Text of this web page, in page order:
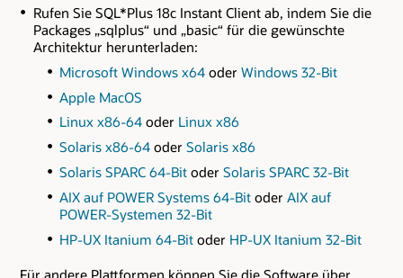
Rufen Sie SQL*Plus 18c Instant Client ab, indem Sie die
Packages „sqlplus“ und „basic“ für die gewünschte
Architektur herunterladen:
Microsoft Windows x64 oderWindows 32-Bit
Apple MacOS
Linux x86-64 oder Linux x86
Solaris x86-64 oderSolaris x86
Solaris SPARC 64-Bit oderSolaris SPARC 32-Bit
AIX auf POWER Systems 64-Bit oderAIX auf
POWER-Systemen 32-Bit
HP-UX Itanium 64-Bitoder HP-UX Itanium 32-Bit
Für andere Plattformen können Sie die Software über